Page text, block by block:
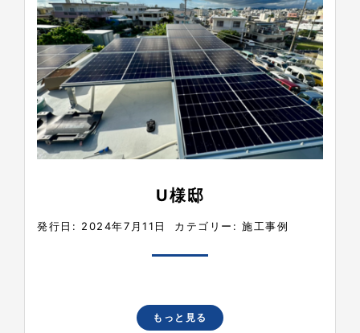
U様邸
発行日: 2024年7月11日 カテゴリー:施工事例
もっと見る